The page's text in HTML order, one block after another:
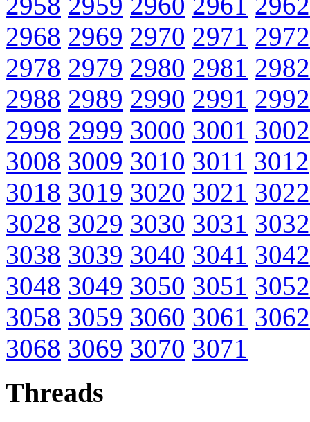
2968 2969 2970 2971 2972
2978 2979 2980 2981 2982
2988 2989 2990 2991 2992
2998 2999 3000 3001 3002
3008 3009 3010 3011 3012
3018 3019 3020 3021 3022
3028 3029 3030 3031 3032
3038 3039 3040 3041 3042
3048 3049 3050 3051 3052
3058 3059 3060 3061 3062
3068 3069 3070 3071
Threads